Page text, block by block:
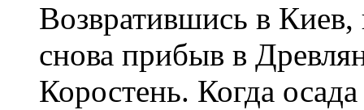
Возвратившись в Киев,
снова прибыв в
Коростень. Когда